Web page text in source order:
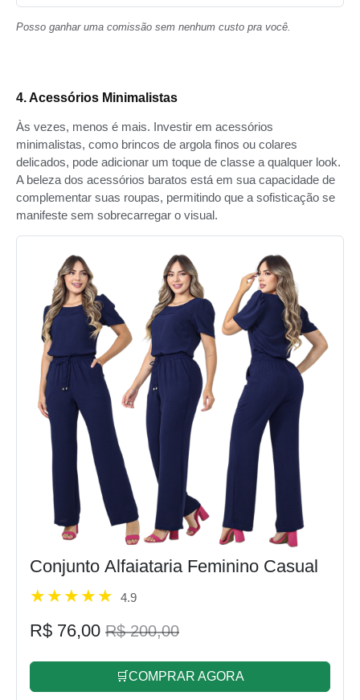
Posso ganhar uma comissão sem nenhum custo pra você.
4. Acessórios Minimalistas
Às vezes, menos é mais. Investir em acessórios
minimalistas, como brincos de argola finos ou colares
delicados, pode adicionar um toque de classe a qualquer look.
A beleza dos acessórios baratos está em sua capacidade de
complementar suas roupas, permitindo que a sofisticação se
manifeste sem sobrecarregar o visual.
Conjunto Alfaiataria Feminino Casual
4.9
R$ 76,00 R$ 200,00
🛒COMPRAR AGORA